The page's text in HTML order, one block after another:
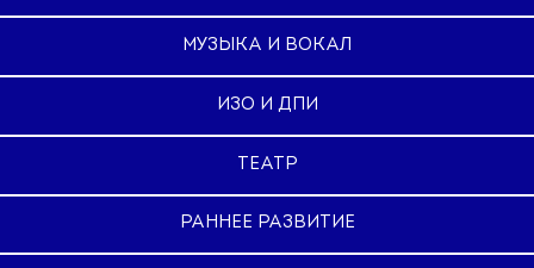
МУЗЫКА И ВОКАЛ
ИЗО И ДПИ
ТЕАТР
РАННЕЕ РАЗВИТИЕ